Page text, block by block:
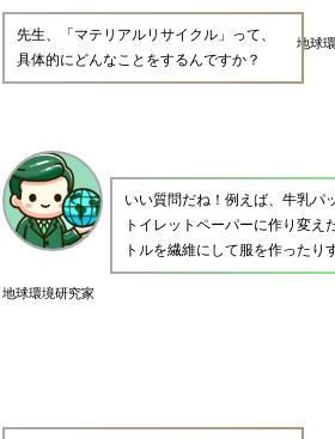
地球
先生、「マテリアルリサイクル」って、
具体的にどんなことをするんですか？
地球環境研究家
いい質問だね！例えば、牛乳パ
トイレットペーパーに作り変え
トルを繊維にして服を作ったり